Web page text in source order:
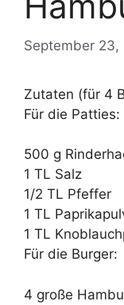
September 23,
Zutaten (für 4
Für die Patties:
500 g
1 TL Salz
1/2 TL Pfeffer
1 TL
1 TL
Für die Burger:
4 große